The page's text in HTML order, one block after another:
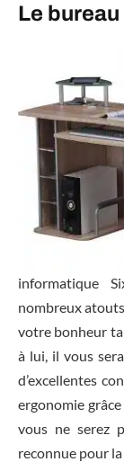
Le
informatique
nombreux
votre bonheur
à lui, il vous
d’excellentes
ergonomie
vous ne serez
reconnue pour